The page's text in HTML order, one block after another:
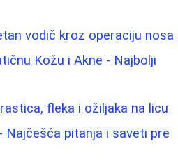
vodič kroz operaciju nosa
Kožu i Akne - Najbolji
fleka i ožiljaka na licu
Najčešća pitanja i saveti pre